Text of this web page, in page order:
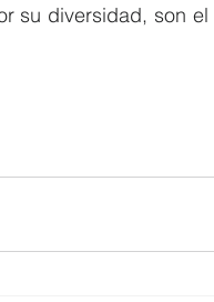
su diversidad, son